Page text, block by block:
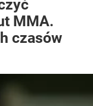
MMA.
czasów